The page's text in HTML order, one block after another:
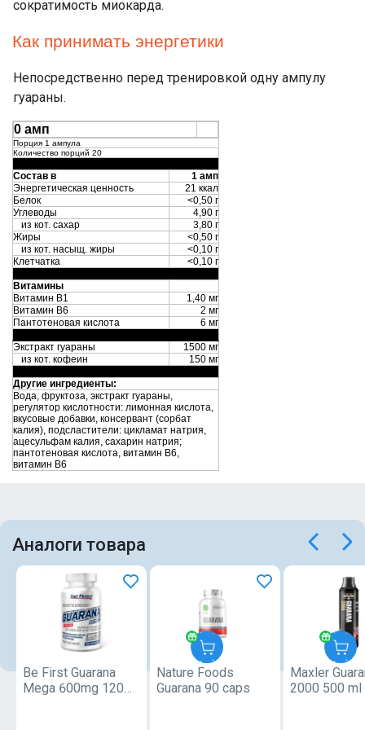
сократимость миокарда.
Как принимать энергетики
Непосредственно перед тренировкой одну ампулу
гуараны.
0 амп
Порция 1 ампула
Количество порций 20
Состав в
1 амп
Энергетическая ценность
21 ккал
Белок
<0,50 г
Углеводы
4,90 г
из кот. сахар
3,80 г
Жиры
<0,50 г
из кот. насыщ. жиры
<0,10 г
Клетчатка
<0,10 г
Витамины
Витамин В1
1,40 мг
Витамин В6
2 мг
Пантотеновая кислота
6 мг
Экстракт гуараны
1500 мг
из кот. кофеин
150 мг
Другие ингредиенты:
Вода, фруктоза, экстракт гуараны,
регулятор кислотности: лимонная кислота,
вкусовые добавки, консервант (сорбат
калия), подсластители: цикламат натрия,
ацесульфам калия, сахарин натрия;
пантотеновая кислота, витамин В6,
витамин В6
Аналоги товара
Be First Guarana
Mega 600mg 120
Foods
Nature Foods
Guarana 90 caps
Maxler
2000 500